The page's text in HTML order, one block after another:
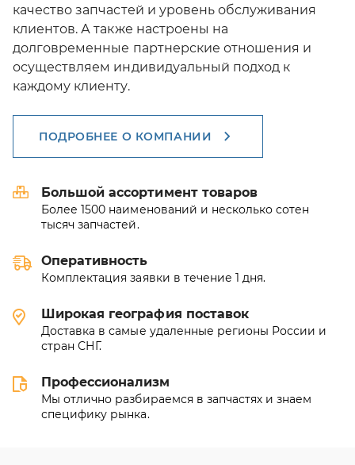
качество запчастей и уровень обслуживания
клиентов. А также настроены на
долговременные партнерские отношения и
осуществляем индивидуальный подход к
каждому клиенту.
ПОДРОБНЕЕ О КОМПАНИИ
Большой ассортимент товаров
Более 1500 наименований и несколько сотен
тысяч запчастей.
Оперативность
Комплектация заявки в течение 1 дня.
Широкая география поставок
Доставка в самые удаленные регионы России и
стран СНГ.
Профессионализм
Мы отлично разбираемся в запчастях и знаем
специфику рынка.